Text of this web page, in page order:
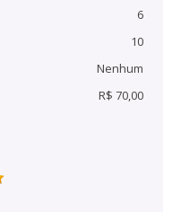
6
10
Nenhum
R$ 70,00